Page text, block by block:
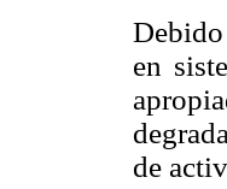
en
de